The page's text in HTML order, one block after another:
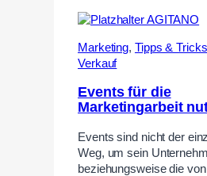
Marketing, Tipps & Tricks
Verkauf
Events für die
Marketingarbeit
Events sind nicht der
Weg, um sein
beziehungsweise die